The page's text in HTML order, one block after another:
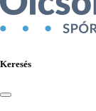
Keresés